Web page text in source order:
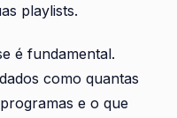
playlists.
é fundamental.
como quantas
e o que